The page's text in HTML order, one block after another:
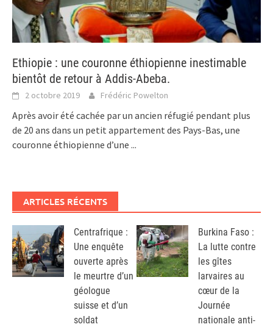
Ethiopie : une couronne éthiopienne inestimable
bientôt de retour à Addis-Abeba.
2 octobre 2019 Frédéric Powelton
Après avoir été cachée par un ancien réfugié pendant plus
de 20 ans dans un petit appartement des Pays-Bas, une
couronne éthiopienne d’une ...
ARTICLES RÉCENTS
Centrafrique :
Une enquête
ouverte après
le meurtre d’un
géologue
suisse et d’un
soldat
Burkina Faso :
La lutte contre
les gîtes
larvaires au
cœur de la
Journée
nationale anti-